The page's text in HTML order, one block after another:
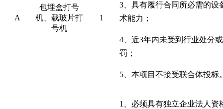
A
包埋盒打号
机、载玻片打
号机
1
3、具有履行合同所必需的设
术能力；
4、 近3年内未受到行业处分
罚；
5、本项目不接受联合体投标
1、必须具有独立企业法人资